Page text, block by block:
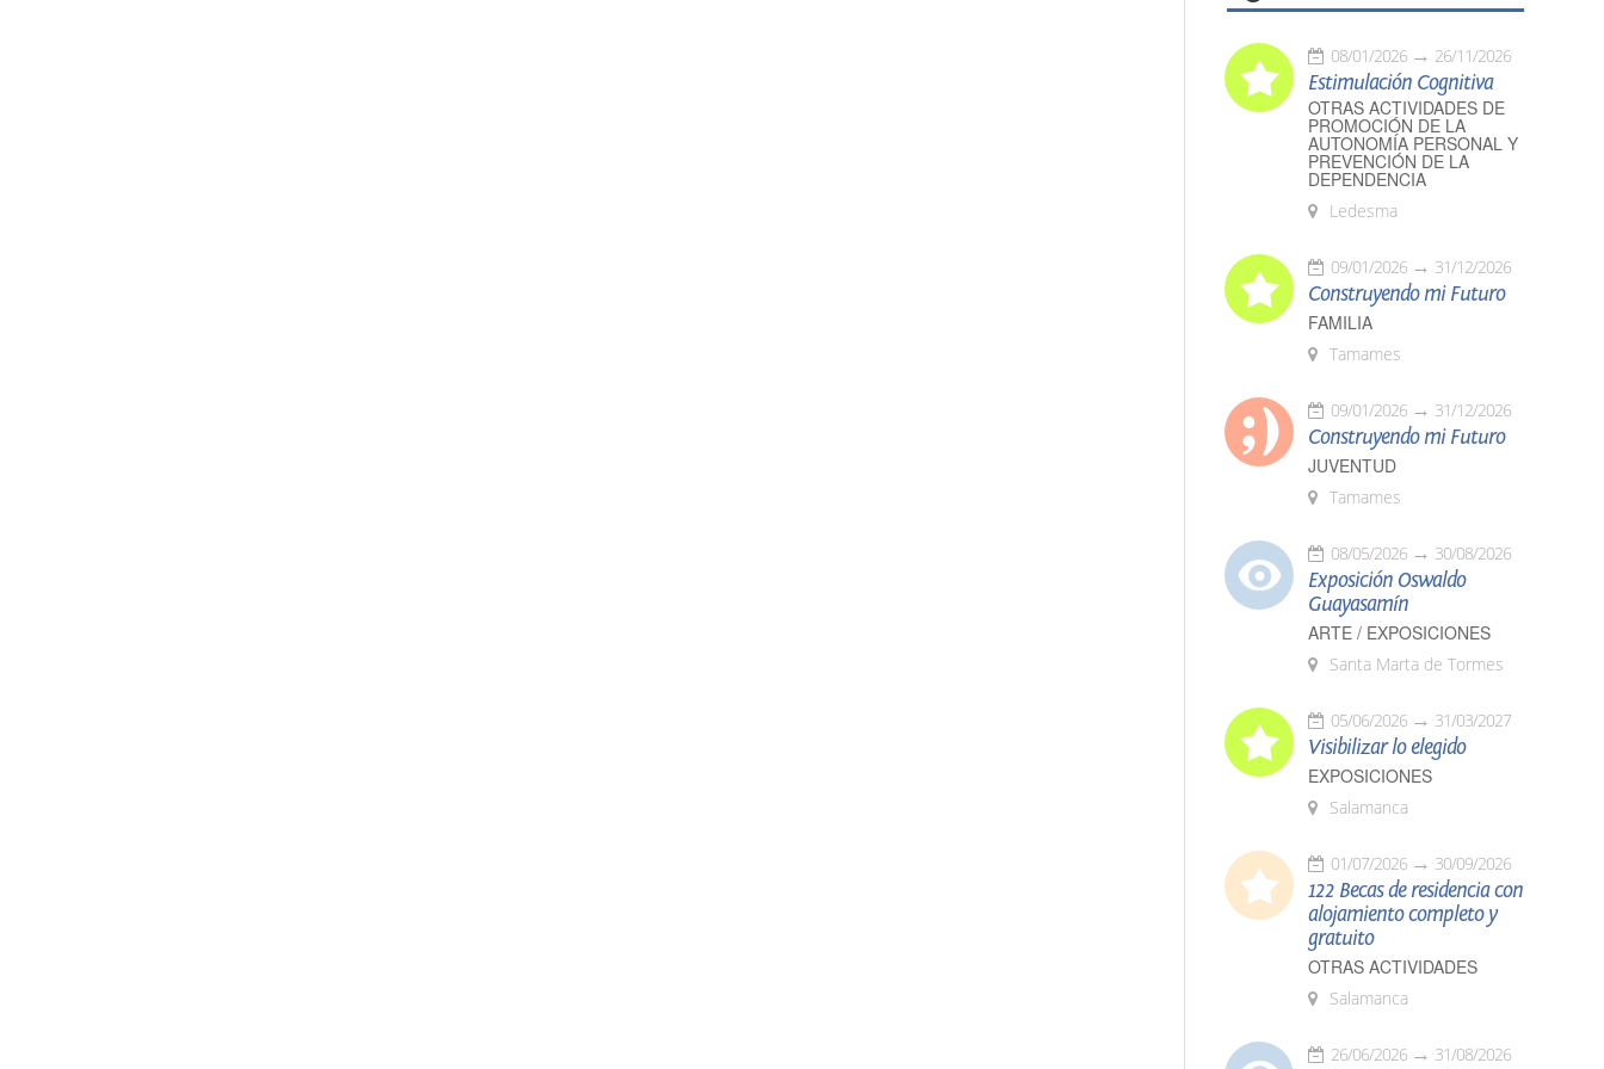
08/01/2026 26/11/2026
Estimulación Cognitiva
OTRAS ACTIVIDADES DE
PROMOCIÓN DE LA
AUTONOMÍA PERSONAL Y
PREVENCIÓN DE LA
DEPENDENCIA
Ledesma
09/01/2026 31/12/2026
Construyendo mi Futuro
FAMILIA
Tamames
09/01/2026 31/12/2026
Construyendo mi Futuro
JUVENTUD
Tamames
08/05/2026 30/08/2026
Exposición Oswaldo
Guayasamín
ARTE / EXPOSICIONES
Santa Marta de Tormes
05/06/2026 31/03/2027
Visibilizar lo elegido
EXPOSICIONES
Salamanca
01/07/2026 30/09/2026
122 Becas de residencia con
alojamiento completo y
gratuito
OTRAS ACTIVIDADES
Salamanca
26/06/2026 31/08/2026